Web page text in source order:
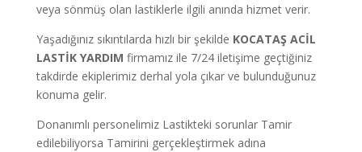
veya sönmüş olan lastiklerle ilgili anında hizmet verir.
Yaşadığınız sıkıntılarda hızlı bir şekilde KOCATAŞ ACİL
LASTİK YARDIM firmamız ile 7/24 iletişime geçtiğiniz
takdirde ekiplerimiz derhal yola çıkar ve bulunduğunuz
konuma gelir.
Donanımlı personelimiz Lastikteki sorunlar Tamir
edilebiliyorsa Tamirini gerçekleştirmek adına